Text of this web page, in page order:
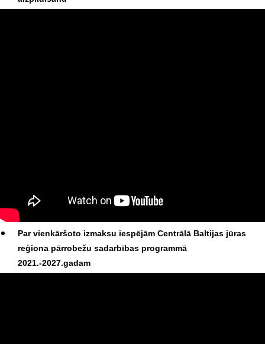
Par vienkāršoto izmaksu iespējām Centrālā Baltijas jūras
reģiona pārrobežu sadarbības programmā
2021.-2027.gadam